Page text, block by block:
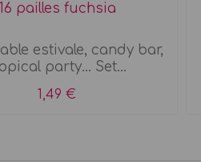
16 pailles fuchsia
estivale, candy bar,
party... Set...
1,49 €